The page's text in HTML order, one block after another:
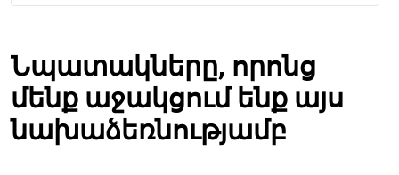
Նպատակները, որոնց
մենք աջակցում ենք այս
նախաձեռնությամբ